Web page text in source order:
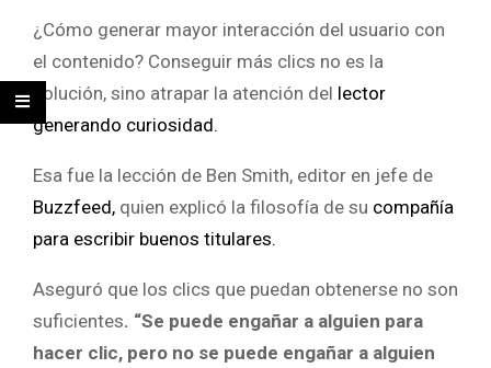
¿Cómo generar mayor interacción del usuario con
el contenido? Conseguir más clics no es la
solución, sino atrapar la atención del lector
generando curiosidad.
Esa fue la lección de Ben Smith, editor en jefe de
Buzzfeed, quien explicó la filosofía de su compañía
para escribir buenos titulares.
Aseguró que los clics que puedan obtenerse no son
suficientes. “Se puede engañar a alguien para
hacer clic, pero no se puede engañar a alguien